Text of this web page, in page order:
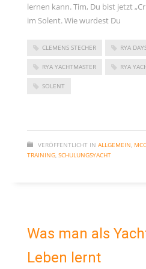
November 2023
September 2023
Juni 2023
Mai 2023
März 2023
Juni 2022
Februar 2022
Mai 2021
April 2021
lernen kann. Tim, Du bist jetzt
im Solent. Wie wurdest Du
CLEMENS STECHER RYA
RYA YACHTMASTER RYA
SOLENT
VERÖFFENTLICHT IN ALLGEMEIN,
TRAINING, SCHULUNGSYACHT
Was man als
Leben lernt